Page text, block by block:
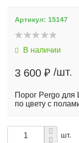
Артикул: 15147
В наличии
3 600 ₽ /шт.
Порог Pergo для
по цвету с
шт.